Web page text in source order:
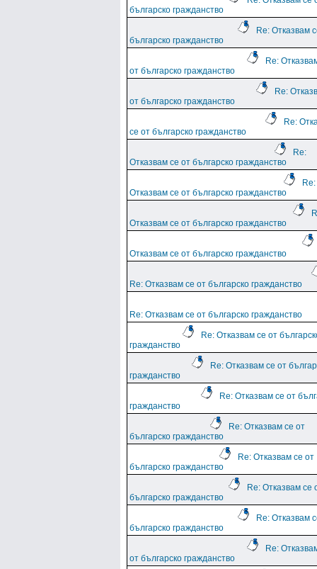
българско гражданство
Re: Отказвам
българско гражданство
Re:
от българско гражданство
Re:
от българско гражданство
Re:
се от българско гражданство
Re:
Отказвам се от българско гражданство
Re:
Отказвам се от българско гражданство
Отказвам се от българско гражданство
Отказвам се от българско гражданство
Re: Отказвам се от българско гражданство
Re: Отказвам се от българско гражданство
Re: Отказвам се от
гражданство
Re: Отказвам се от
гражданство
Re: Отказвам се от
гражданство
Re: Отказвам се от
българско гражданство
Re: Отказвам се от
българско гражданство
Re: Отказвам се
българско гражданство
Re: Отказвам
българско гражданство
Re:
от българско гражданство